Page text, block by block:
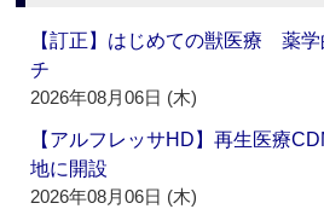
【訂正】はじめての獣医療 薬
チ
2026年08月06日 (木)
【アルフレッサHD】再生医療
地に開設
2026年08月06日 (木)